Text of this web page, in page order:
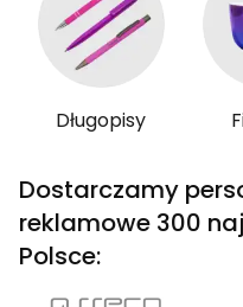
Długopisy
Dostarczamy
reklamowe 300
Polsce: